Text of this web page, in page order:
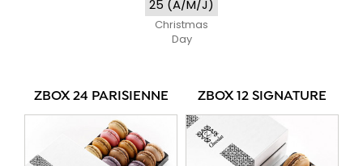
25 (A/M/J)
Christmas
Day
ZBOX 24 PARISIENNE ZBOX 12 SIGNATURE